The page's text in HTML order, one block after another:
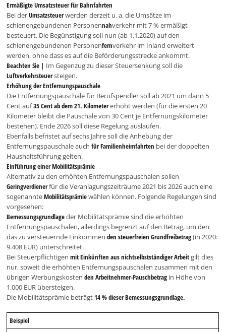
Ermäßigte Umsatzsteuer für Bahnfahrten
Bei derUmsatzsteuerwerden derzeit u. a. die Umsätze im
schienengebundenen Personennahverkehr mit 7 % ermäßigt
besteuert. Die Begünstigung soll nun (ab 1.1.2020) auf den
schienengebundenen Personenfernverkehr im Inland erweitert
werden, ohne dass es auf die Beförderungsstrecke ankommt.
Beachten Sie | Im Gegenzug zu dieser Steuersenkung soll die
Luftverkehrsteuersteigen.
Erhöhung der Entfernungspauschale
Die Entfernungspauschale für Berufspendler soll ab 2021 um dann 5
Cent auf35 Cent ab dem 21. Kilometererhöht werden (für die ersten 20
Kilometer bleibt die Pauschale von 30 Cent je Entfernungskilometer
bestehen). Ende 2026 soll diese Regelung auslaufen.
Ebenfalls befristet auf sechs Jahre soll die Anhebung der
Entfernungspauschale auchfür Familienheimfahrten bei der doppelten
Haushaltsführung gelten.
Einführung einer Mobilitätsprämie
Alternativ zu den erhöhten Entfernungspauschalen sollen
Geringverdienerfür die Veranlagungszeiträume 2021 bis 2026 auch eine
sogenannteMobilitätsprämiewählen können. Folgende Regelungen sind
vorgesehen:
Bemessungsgrundlageder Mobilitätsprämie sind die erhöhten
Entfernungspauschalen, allerdings begrenzt auf den Betrag, um den
das zu versteuernde Einkommenden steuerfreien Grundfreibetrag(in 2020:
9.408 EUR) unterschreitet.
Bei Steuerpflichtigenmit Einkünften aus nichtselbstständiger Arbeitgilt dies
nur, soweit die erhöhten Entfernungspauschalen zusammen mit den
übrigen Werbungskostenden Arbeitnehmer-Pauschbetrag in Höhe von
1.000 EUR übersteigen.
Die Mobilitätsprämie beträgt14 % dieser Bemessungsgrundlage.
Beispiel